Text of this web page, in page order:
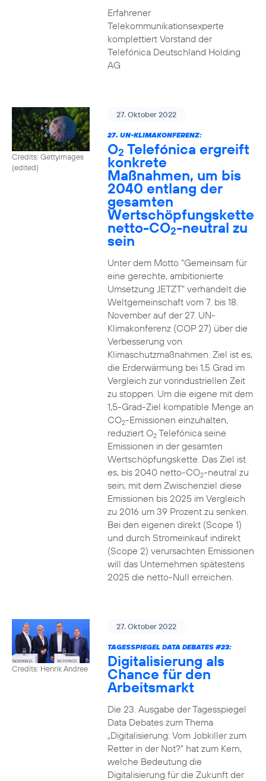
Erfahrener
Telekommunikationsexperte
komplettiert Vorstand der
Telefónica Deutschland Holding
AG
Credits: Gettyimages
(edited)
27. Oktober 2022
27. UN-KLIMAKONFERENZ:
O2 Telefónica ergreift
konkrete
Maßnahmen, um bis
2040 entlang der
gesamten
Wertschöpfungskette
netto-CO2-neutral zu
sein
Unter dem Motto "Gemeinsam für
eine gerechte, ambitionierte
Umsetzung JETZT" verhandelt die
Weltgemeinschaft vom 7. bis 18.
November auf der 27. UN-
Klimakonferenz (COP 27) über die
Verbesserung von
Klimaschutzmaßnahmen. Ziel ist es,
die Erderwärmung bei 1,5 Grad im
Vergleich zur vorindustriellen Zeit
zu stoppen. Um die eigene mit dem
1,5-Grad-Ziel kompatible Menge an
CO2-Emissionen einzuhalten,
reduziert O2Telefónica seine
Emissionen in der gesamten
Wertschöpfungskette. Das Ziel ist
es, bis 2040 netto-CO2-neutral zu
sein; mit dem Zwischenziel diese
Emissionen bis 2025 im Vergleich
zu 2016 um 39 Prozent zu senken.
Bei den eigenen direkt (Scope 1)
und durch Stromeinkauf indirekt
(Scope 2) verursachten Emissionen
will das Unternehmen spätestens
2025 die netto-Null erreichen.
Credits: Henrik Andree
27. Oktober 2022
TAGESSPIEGEL DATA DEBATES #23:
Digitalisierung als
Chance für den
Arbeitsmarkt
Die 23. Ausgabe der Tagesspiegel
Data Debates zum Thema
„Digitalisierung: Vom Jobkiller zum
Retter in der Not?“ hat zum Kern,
welche Bedeutung die
Digitalisierung für die Zukunft der